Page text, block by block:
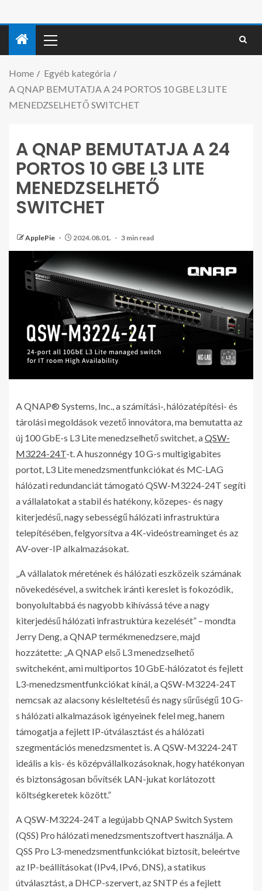
Home
Egyéb kategória
A QNAP BEMUTATJA A 24 PORTOS 10 GBE L3 LITE
MENEDZSELHETŐ SWITCHET
A QNAP BEMUTATJA A 24
PORTOS 10 GBE L3 LITE
MENEDZSELHETŐ
SWITCHET
ApplePie 2024.08.01. 3 min read
A QNAP® Systems, Inc., a számítási-, hálózatépítési- és
tárolási megoldások vezető innovátora, ma bemutatta az
új 100 GbE-s L3 Lite menedzselhető switchet, aQSW-
M3224-24T-t. A huszonnégy 10 G-s multigigabites
portot, L3 Lite menedzsmentfunkciókat és MC-LAG
hálózati redundanciát támogató QSW-M3224-24T segíti
a vállalatokat a stabil és hatékony, közepes- és nagy
kiterjedésű, nagy sebességű hálózati infrastruktúra
telepítésében, felgyorsítva a 4K-videóstreaminget és az
AV-over-IP alkalmazásokat.
„A vállalatok méretének és hálózati eszközeik számának
növekedésével, a switchek iránti kereslet is fokozódik,
bonyolultabbá és nagyobb kihívássá téve a nagy
kiterjedésű hálózati infrastruktúra kezelését” – mondta
Jerry Deng, a QNAP termékmenedzsere, majd
hozzátette: „A QNAP első L3 menedzselhető
switcheként, ami multiportos 10 GbE-hálózatot és fejlett
L3-menedzsmentfunkciókat kínál, a QSW-M3224-24T
nemcsak az alacsony késleltetésű és nagy sűrűségű 10 G-
s hálózati alkalmazások igényeinek felel meg, hanem
támogatja a fejlett IP-útválasztást és a hálózati
szegmentációs menedzsmentet is. A QSW-M3224-24T
ideális a kis- és középvállalkozásoknak, hogy hatékonyan
és biztonságosan bővítsék LAN-jukat korlátozott
költségkeretek között.”
A QSW-M3224-24T a legújabb QNAP Switch System
(QSS) Pro hálózati menedzsmentszoftvert használja. A
QSS Pro L3-menedzsmentfunkciókat biztosít, beleértve
az IP-beállításokat (IPv4, IPv6, DNS), a statikus
útválasztást, a DHCP-szervert, az SNTP és a fejlett